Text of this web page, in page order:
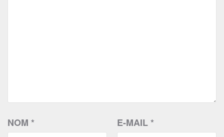
NOM * E-MAIL*